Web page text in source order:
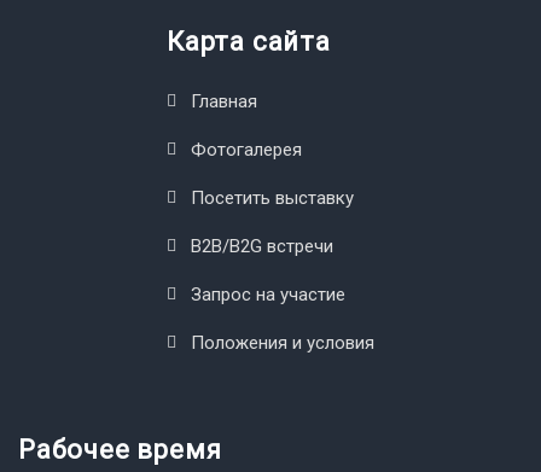
Карта сайта
Главная
Фотогалерея
Посетить выставку
B2B/B2G встречи
Запрос на участие
Положения и условия
Рабочее время